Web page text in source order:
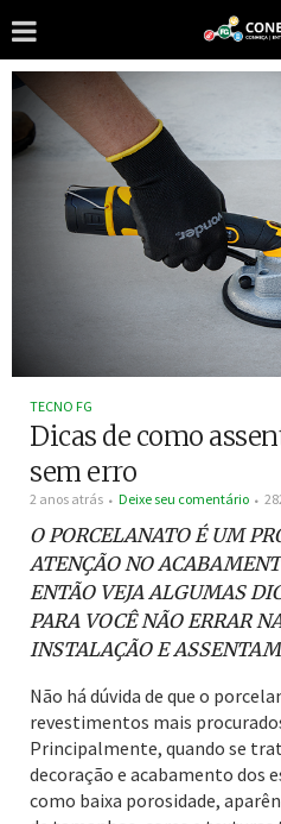
TECNO FG
Dicas de como
sem erro
2 anos atrás Deixe seu comentário
O PORCELANATO É UM
ATENÇÃO NO
ENTÃO VEJA ALGUMAS
PARA VOCÊ NÃO ERRAR
INSTALAÇÃO E
Não há dúvida de que o
revestimentos mais
Principalmente, quando se
decoração e acabamento dos
como baixa porosidade,